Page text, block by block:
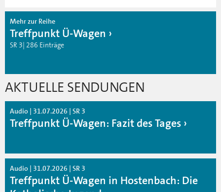
Mehr zur Reihe
Treffpunkt Ü-Wagen
SR 3| 286 Einträge
AKTUELLE SENDUNGEN
Audio | 31.07.2026 | SR 3
Treffpunkt Ü-Wagen: Fazit des Tages
Audio | 31.07.2026 | SR 3
Treffpunkt Ü-Wagen in Hostenbach: Die